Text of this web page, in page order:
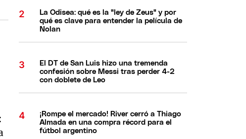
La Odisea: qué es la "ley de Zeus" y por
qué es clave para entender la película de
Nolan
El DT de San Luis hizo una tremenda
confesión sobre Messi tras perder 4-2
con doblete de Leo
¡Rompe el mercado! River cerró a Thiago
Almada en una compra récord para el
fútbol argentino